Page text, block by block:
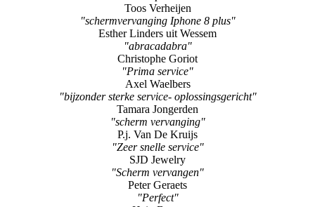
Toos Verheijen
"schermvervanging Iphone 8 plus"
Esther Linders uit Wessem
"abracadabra"
Christophe Goriot
"Prima service"
Axel Waelbers
"bijzonder sterke service- oplossingsgericht"
Tamara Jongerden
"scherm vervanging"
P.j. Van De Kruijs
"Zeer snelle service"
SJD Jewelry
"Scherm vervangen"
Peter Geraets
"Perfect"